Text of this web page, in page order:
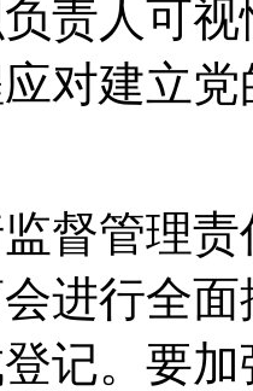
责人可
对建立
督管理
进行全
记。要